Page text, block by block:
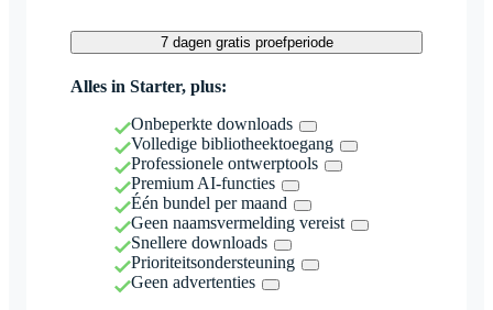
7 dagen gratis proefperiode
Alles in Starter, plus:
Onbeperkte downloads
Volledige bibliotheektoegang
Professionele ontwerptools
Premium AI-functies
Één bundel per maand
Geen naamsvermelding vereist
Snellere downloads
Prioriteitsondersteuning
Geen advertenties